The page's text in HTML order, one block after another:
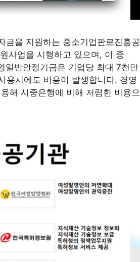
금을 지원하는 중소기업판로진흥공
사업을 시행하고 있으며, 이 중
일반안정기금은 기업당 최대 7천만
용시에도 비용이 발생합니다. 경영
해 시중은행에 비해 저렴한 비용으